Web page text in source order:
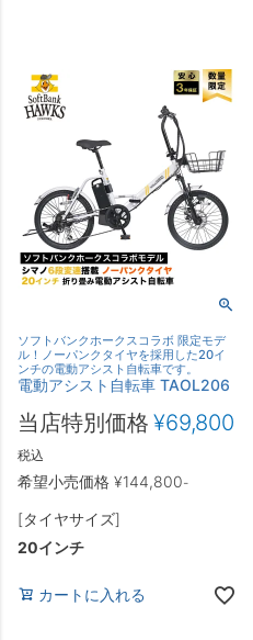
ソフトバンクホークスコラボ 限定モデ
ル！ノーパンクタイヤを採用した20イ
ンチの電動アシスト自転車です。
電動アシスト自転車 TAOL206
希望小売価格 ¥144,800-
当店特別価格 ¥69,800
税込
[タイヤサイズ]
20インチ
カートに入れる